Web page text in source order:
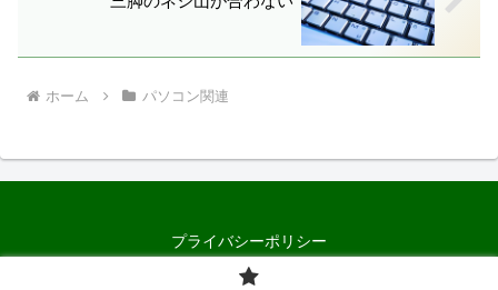
ホーム パソコン関連
プライバシーポリシー
© 2011 Random Memorandum.